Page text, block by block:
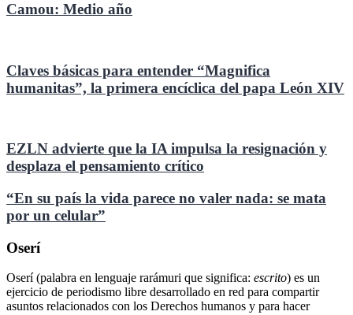
Camou: Medio año
Claves básicas para entender “Magnifica
humanitas”, la primera encíclica del papa León XIV
EZLN advierte que la IA impulsa la resignación y
desplaza el pensamiento crítico
“En su país la vida parece no valer nada: se mata
por un celular”
Oserí
Oserí (palabra en lenguaje rarámuri que significa: escrito) es un
ejercicio de periodismo libre desarrollado en red para compartir
asuntos relacionados con los Derechos humanos y para hacer